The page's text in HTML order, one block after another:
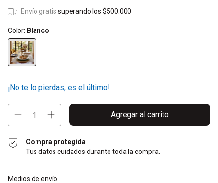
Envío gratis superando los $500.000
Color: Blanco
¡No te lo pierdas, es el último!
Compra protegida
Tus datos cuidados durante toda la compra.
Entregas para el CP:
Medios de envío